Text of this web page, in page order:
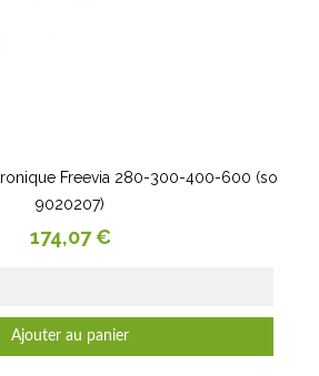
Freevia 280-300-400-600 (so
9020207)
Prix
174,07 €
Ajouter au panier